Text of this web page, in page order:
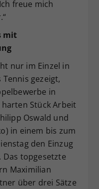
freue mich
mit
nur im Einzel in
gezeigt,
in
Stück Arbeit
Oswald und
in einem bis zum
den Einzug
Das topgesetzte
Maximilian
über drei Sätze